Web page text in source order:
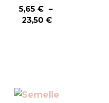
5,65 € –
23,50 €